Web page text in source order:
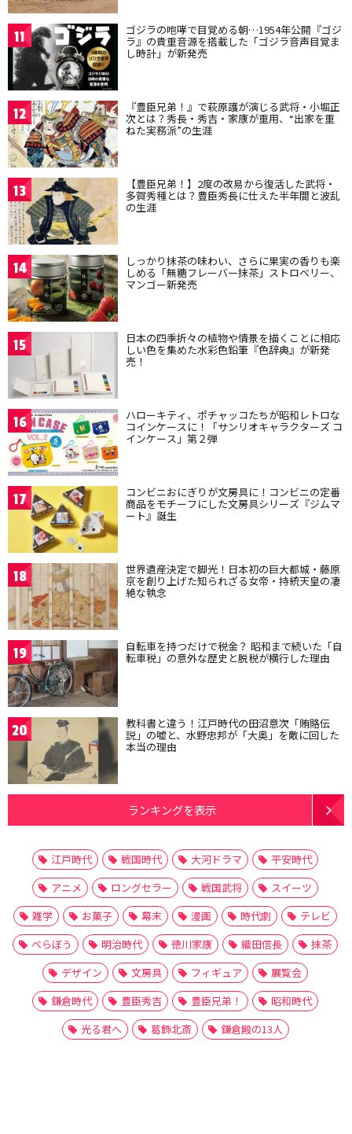
11 ゴジラの咆哮で目覚める朝…1954年公開『ゴジ
ラ』の貴重音源を搭載した「ゴジラ音声目覚ま
し時計」が新発売
12 『豊臣兄弟！』で萩原護が演じる武将・小堀正
次とは？秀長・秀吉・家康が重用、“出家を重
ねた実務派”の生涯
13 【豊臣兄弟！】2度の改易から復活した武将・
多賀秀種とは？豊臣秀長に仕えた半年間と波乱
の生涯
14 しっかり抹茶の味わい、さらに果実の香りも楽
しめる「無糖フレーバー抹茶」ストロベリー、
マンゴー新発売
15 日本の四季折々の植物や情景を描くことに相応
しい色を集めた水彩色鉛筆『色辞典』が新発
売！
16 ハローキティ、ポチャッコたちが昭和レトロな
コインケースに！「サンリオキャラクターズ コ
インケース」第２弾
17 コンビニおにぎりが文房具に！コンビニの定番
商品をモチーフにした文房具シリーズ『ジムマ
ート』誕生
18 世界遺産決定で脚光！日本初の巨大都城・藤原
京を創り上げた知られざる女帝・持統天皇の凄
絶な執念
19 自転車を持つだけで税金？ 昭和まで続いた「自
転車税」の意外な歴史と脱税が横行した理由
20 教科書と違う！江戸時代の田沼意次「賄賂伝
説」の嘘と、水野忠邦が「大奥」を敵に回した
本当の理由
ランキングを表示
江戸時代 戦国時代 大河ドラマ
平安時代
アニメ
ロングセラー 戦国武将
スイーツ
雑学
お菓子 幕末 漫画 時代劇
テレビ
べらぼう
明治時代 徳川家康 織田信長
抹茶
デザイン
文房具 フィギュア
展覧会
鎌倉時代
豊臣秀吉 豊臣兄弟！
昭和時代
光る君へ
葛飾北斎 鎌倉殿の13人